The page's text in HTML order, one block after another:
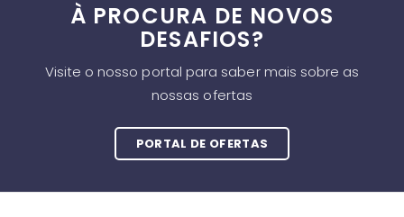
À PROCURA DE NOVOS
DESAFIOS?
Visite o nosso portal para saber mais sobre as
nossas ofertas
PORTAL DE OFERTAS